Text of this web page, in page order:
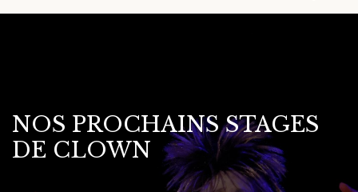
NOS PROCHAINS STAGES
DE CLOWN